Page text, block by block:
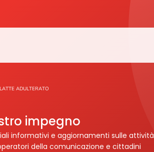
LATTE ADULTERATO
impegno
informativi e aggiornamenti sulle attività
della comunicazione e cittadini